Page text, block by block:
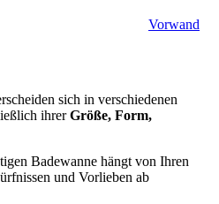
Vorwand
sich in verschiedenen
ihrerGröße, Form,
Badewanne hängt von Ihren
und Vorlieben ab